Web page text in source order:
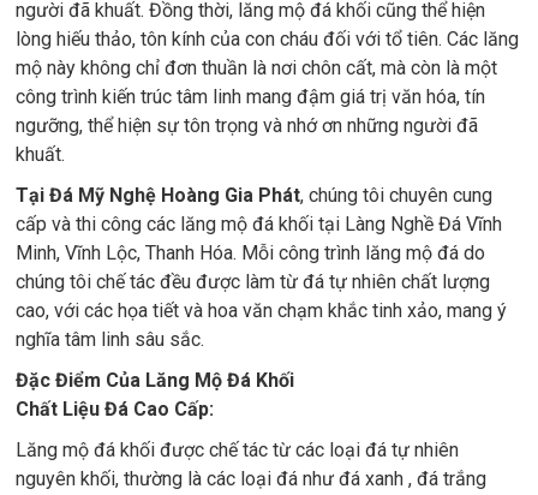
người đã khuất. Đồng thời, lăng mộ đá khối cũng thể hiện
lòng hiếu thảo, tôn kính của con cháu đối với tổ tiên. Các lăng
mộ này không chỉ đơn thuần là nơi chôn cất, mà còn là một
công trình kiến trúc tâm linh mang đậm giá trị văn hóa, tín
ngưỡng, thể hiện sự tôn trọng và nhớ ơn những người đã
khuất.
Tại Đá Mỹ Nghệ Hoàng Gia Phát, chúng tôi chuyên cung
cấp và thi công các lăng mộ đá khối tại Làng Nghề Đá Vĩnh
Minh, Vĩnh Lộc, Thanh Hóa. Mỗi công trình lăng mộ đá do
chúng tôi chế tác đều được làm từ đá tự nhiên chất lượng
cao, với các họa tiết và hoa văn chạm khắc tinh xảo, mang ý
nghĩa tâm linh sâu sắc.
Đặc Điểm Của Lăng Mộ Đá Khối
Chất Liệu Đá Cao Cấp:
Lăng mộ đá khối được chế tác từ các loại đá tự nhiên
nguyên khối, thường là các loại đá như đá xanh , đá trắng